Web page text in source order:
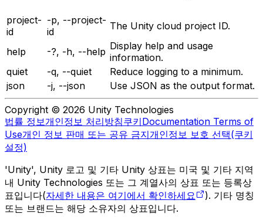
project-
id
-p, --project-
id
The Unity cloud project ID.
help -?, -h, --help Display help and usage
information.
quiet
-q, --quiet
Reduce logging to a minimum.
json
-j, --json Use JSON as the output format.
Copyright © 2026 Unity Technologies
법률 정보개인정보 처리방침쿠키Documentation Terms of
Use개인 정보 판매 또는 공유 금지개인정보 보호 선택(쿠키
설정)
'Unity', Unity 로고 및 기타 Unity 상표는 미국 및 기타 지역
내 Unity Technologies 또는 그 계열사의 상표 또는 등록상
표입니다(자세한 내용은 여기에서 확인하세요
). 기타 명칭
또는 브랜드는 해당 소유자의 상표입니다.